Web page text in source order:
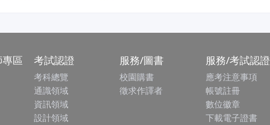
區 考試認證
考科總覽
通識領域
資訊領域
設計領域
服務/圖書
校園購書
徵求作譯者
服務/考試認證
應考注意事項
帳號註冊
數位徽章
下載電子證書